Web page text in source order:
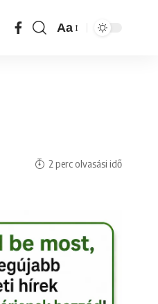
Aa
2 perc olvasási idő